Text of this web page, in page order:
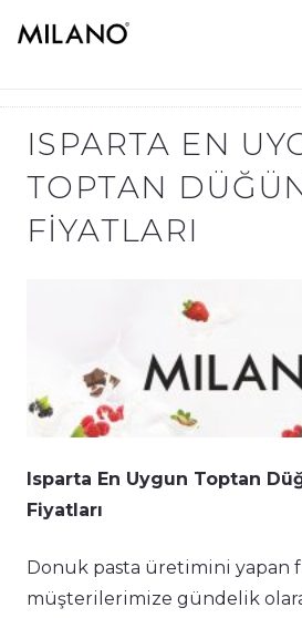
ISPARTA EN
TOPTAN
FIYATLARI
Isparta En Uygun Toptan
Fiyatları
Donuk pasta üretimini yapan
müşterilerimize gündelik